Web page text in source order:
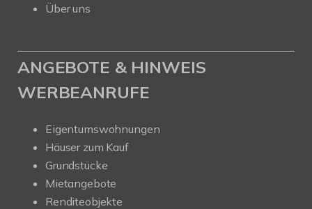
Über uns
ANGEBOTE & HINWEIS
WERBEANRUFE
Eigentumswohnungen
Häuser zum Kauf
Grundstücke
Mietangebote
Renditeobjekte